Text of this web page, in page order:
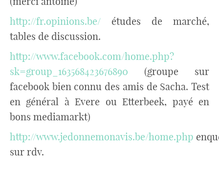
http://fr.opinions.be/ études de marché,
tables de discussion.
http://www.facebook.com/home.php?
sk=group_163568423676890 (groupe sur
facebook bien connu des amis de Sacha. Test
en général à Evere ou Etterbeek, payé en
bons mediamarkt)
http://www.jedonnemonavis.be/home.php
sur rdv.